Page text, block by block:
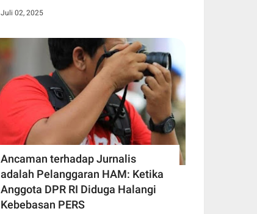
Juli 02, 2025
Ancaman terhadap Jurnalis
adalah Pelanggaran HAM: Ketika
Anggota DPR RI Diduga Halangi
Kebebasan PERS